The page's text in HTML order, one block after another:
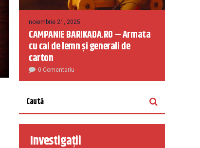
noiembrie 21, 2025
CAMPANIE BARIKADA.RO – Armata
cu cai de lemn și generali de
carton
0 Comentariu
Investigații